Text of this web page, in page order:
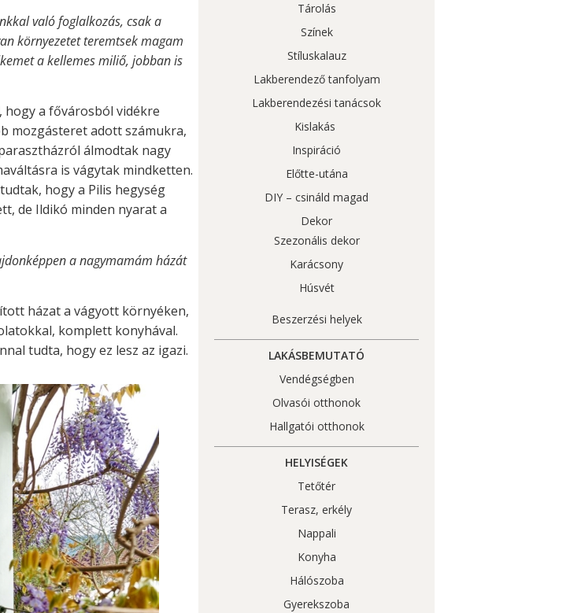
való foglalkozás, csak a
környezetet teremtsek magam
a kellemes miliő, jobban is
a fővárosból vidékre
mozgásteret adott számukra,
álmodtak nagy
is vágytak mindketten.
hogy a Pilis hegység
de Ildikó minden nyarat a
a nagymamám házát
házat a vágyott környéken,
komplett konyhával.
tudta, hogy ez lesz az igazi.
Tárolás
Színek
Stíluskalauz
Lakberendező tanfolyam
Lakberendezési tanácsok
Kislakás
Inspiráció
Előtte-utána
DIY – csináld magad
Dekor
Szezonális dekor
Karácsony
Húsvét
Beszerzési helyek
LAKÁSBEMUTATÓ
Vendégségben
Olvasói otthonok
Hallgatói otthonok
HELYISÉGEK
Tetőtér
Terasz, erkély
Nappali
Konyha
Hálószoba
Gyerekszoba